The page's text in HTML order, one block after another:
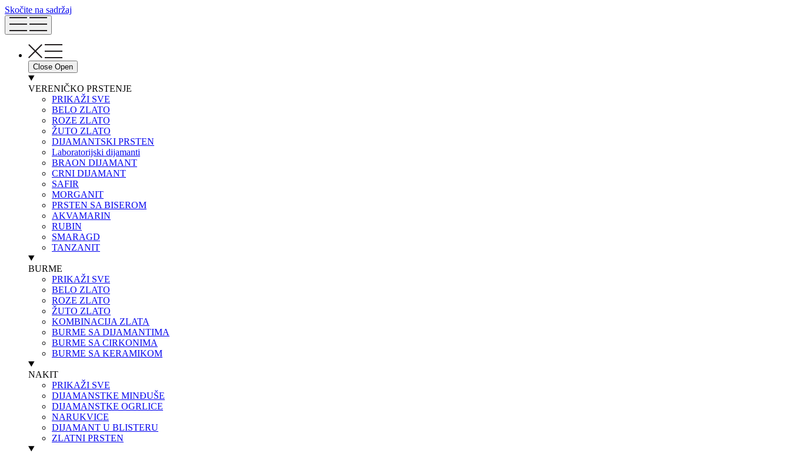
Skočite na sadržaj
Close Open
VERENIČKO PRSTENJE
PRIKAŽI SVE
BELO ZLATO
ROZE ZLATO
ŽUTO ZLATO
DIJAMANTSKI PRSTEN
Laboratorijski dijamanti
BRAON DIJAMANT
CRNI DIJAMANT
SAFIR
MORGANIT
PRSTEN SA BISEROM
AKVAMARIN
RUBIN
SMARAGD
TANZANIT
BURME
PRIKAŽI SVE
BELO ZLATO
ROZE ZLATO
ŽUTO ZLATO
KOMBINACIJA ZLATA
BURME SA DIJAMANTIMA
BURME SA CIRKONIMA
BURME SA KERAMIKOM
NAKIT
PRIKAŽI SVE
DIJAMANSTKE MINĐUŠE
DIJAMANSTKE OGRLICE
NARUKVICE
DIJAMANT U BLISTERU
ZLATNI PRSTEN